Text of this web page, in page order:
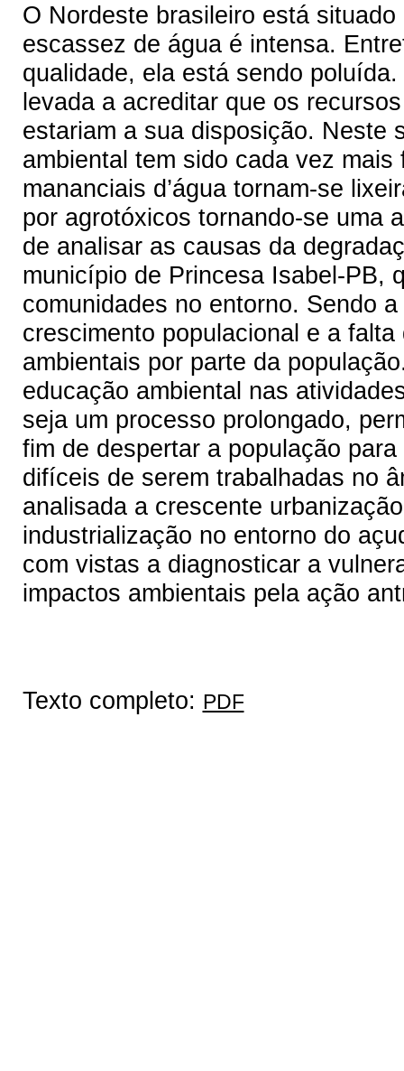
O Nordeste brasileiro está
escassez de água é intensa.
qualidade, ela está sendo
levada a acreditar que os
estariam a sua disposição. Neste
ambiental tem sido cada vez
mananciais d’água tornam-se
por agrotóxicos tornando-se uma
de analisar as causas da
município de Princesa Isabel-PB,
comunidades no entorno. Sendo
crescimento populacional e a
ambientais por parte da
educação ambiental nas
seja um processo prolongado,
fim de despertar a população
difíceis de serem trabalhadas no
analisada a crescente
industrialização no entorno do
com vistas a diagnosticar a
impactos ambientais pela ação
Texto completo: PDF